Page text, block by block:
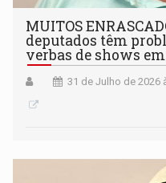
MUITOS
deputados têm
verbas de shows
31 de Julho de 2026